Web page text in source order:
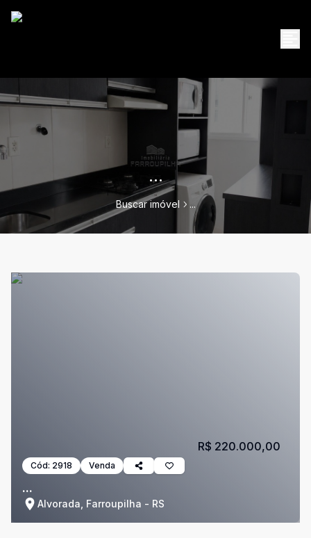
...
Buscar imóvel ...
Cód: 2918 Venda
...
Alvorada, Farroupilha - RS
R$ 220.000,00